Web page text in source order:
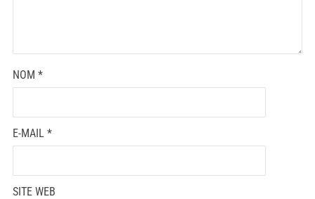
NOM *
E-MAIL *
SITE WEB